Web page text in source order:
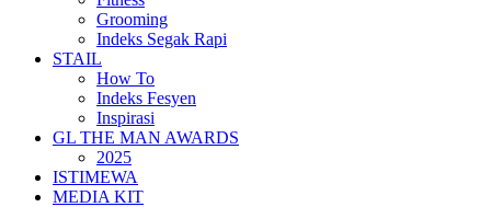
Grooming
Indeks Segak Rapi
STAIL
How To
Indeks Fesyen
Inspirasi
GL THE MAN AWARDS
2025
ISTIMEWA
MEDIA KIT